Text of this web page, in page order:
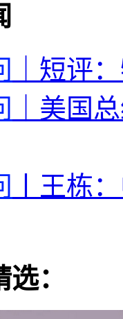
｜短评
｜美国
丨王栋
：